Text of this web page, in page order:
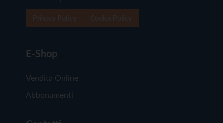
E-Shop
Vendita Online
Abbonamenti